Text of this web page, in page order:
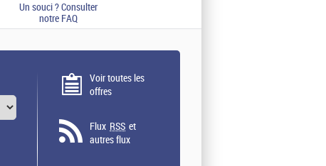
Un souci ? Consulter
notre FAQ
Voir toutes les
offres
Flux RSS et
autres flux